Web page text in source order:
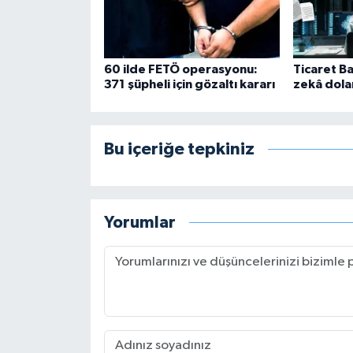
60 ilde FETÖ operasyonu:
371 şüpheli için gözaltı kararı
Ticaret
zekâ
Bu içeriğe tepkiniz
Yorumlar